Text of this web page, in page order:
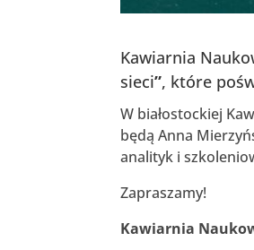
Kawiarnia
sieci”, które
W białostockiej
będą Anna
analityk i
Zapraszamy!
Kawiarnia